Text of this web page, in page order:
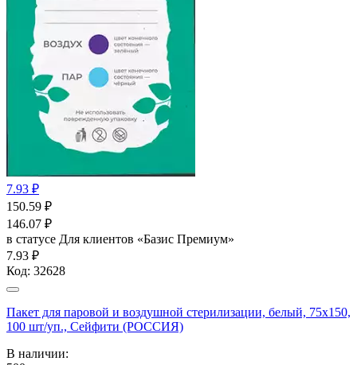
7.93 ₽
150.59 ₽
146.07 ₽
в статусе Для клиентов «Базис Премиум»
7.93 ₽
Код: 32628
Пакет для паровой и воздушной стерилизации, белый, 75x150,
100 шт/уп., Сейфити (РОССИЯ)
В наличии: